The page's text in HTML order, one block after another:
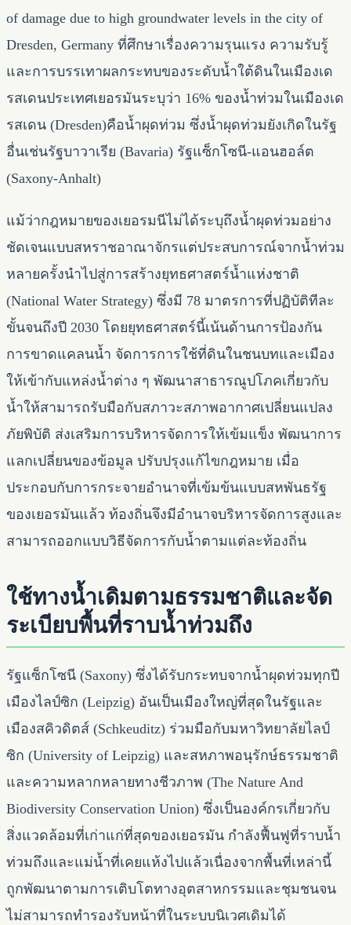
of damage due to high groundwater levels in the city of
Dresden, Germany ที่ศึกษาเรื่องความรุนแรง ความรับรู้
และการบรรเทาผลกระทบของระดับน้ำใต้ดินในเมืองเด
รสเดนประเทศเยอรมันระบุว่า 16% ของน้ำท่วมในเมืองเด
รสเดน (Dresden)คือน้ำผุดท่วม ซึ่งน้ำผุดท่วมยังเกิดในรัฐ
อื่นเช่นรัฐบาวาเรีย (Bavaria) รัฐแซ็กโซนี-แอนฮอล์ต
(Saxony-Anhalt)
แม้ว่ากฎหมายของเยอรมนีไม่ได้ระบุถึงน้ำผุดท่วมอย่าง
ชัดเจนแบบสหราชอาณาจักรแต่ประสบการณ์จากน้ำท่วม
หลายครั้งนำไปสู่การสร้างยุทธศาสตร์น้ำแห่งชาติ
(National Water Strategy) ซึ่งมี 78 มาตรการที่ปฏิบัติทีละ
ขั้นจนถึงปี 2030 โดยยุทธศาสตร์นี้เน้นด้านการป้องกัน
การขาดแคลนน้ำ จัดการการใช้ที่ดินในชนบทและเมือง
ให้เข้ากับแหล่งน้ำต่าง ๆ พัฒนาสาธารณูปโภคเกี่ยวกับ
น้ำให้สามารถรับมือกับสภาวะสภาพอากาศเปลี่ยนแปลง
ภัยพิบัติ ส่งเสริมการบริหารจัดการให้เข้มแข็ง พัฒนาการ
แลกเปลี่ยนของข้อมูล ปรับปรุงแก้ไขกฎหมาย เมื่อ
ประกอบกับการกระจายอำนาจที่เข้มข้นแบบสหพันธรัฐ
ของเยอรมันแล้ว ท้องถิ่นจึงมีอำนาจบริหารจัดการสูงและ
สามารถออกแบบวิธีจัดการกับน้ำตามแต่ละท้องถิ่น
ใช้ทางน้ำเดิมตามธรรมชาติและจัด
ระเบียบพื้นที่ราบน้ำท่วมถึง
รัฐแซ็กโซนี (Saxony) ซึ่งได้รับกระทบจากน้ำผุดท่วมทุกปี
เมืองไลป์ซิก (Leipzig) อันเป็นเมืองใหญ่ที่สุดในรัฐและ
เมืองสคิวดิตส์ (Schkeuditz) ร่วมมือกับมหาวิทยาลัยไลป์
ซิก (University of Leipzig) และสหภาพอนุรักษ์ธรรมชาติ
และความหลากหลายทางชีวภาพ (The Nature And
Biodiversity Conservation Union) ซึ่งเป็นองค์กรเกี่ยวกับ
สิ่งแวดล้อมที่เก่าแก่ที่สุดของเยอรมัน กำลังฟื้นฟูที่ราบน้ำ
ท่วมถึงและแม่น้ำที่เคยแห้งไปแล้วเนื่องจากพื้นที่เหล่านี้
ถูกพัฒนาตามการเติบโตทางอุตสาหกรรมและชุมชนจน
ไม่สามารถทำรองรับหน้าที่ในระบบนิเวศเดิมได้